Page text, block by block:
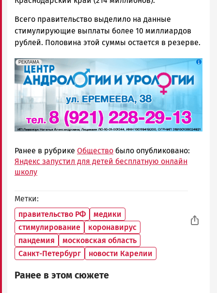
Всего правительство выделило на данные
стимулирующие выплаты более 10 миллиардов
рублей. Половина этой суммы остается в резерве.
erid: 2SDnjek5YUa
РЕКЛАМА
Реклама
Ранее в рубрике Общество было опубликовано:
Яндекс запустил для детей бесплатную онлайн
школу
Метки
правительство РФ
медики
стимулирование
коронавирус
пандемия
московская область
Санкт-Петербург
новости Карелии
Ранее в этом сюжете